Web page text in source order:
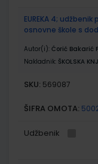
EUREKA 4;
osnovne škole s
Autor(i): Ćorić Bakarić
Nakladnik: ŠKOLSKA
SKU: 569087
ŠIFRA OMOTA:
Udžbenik